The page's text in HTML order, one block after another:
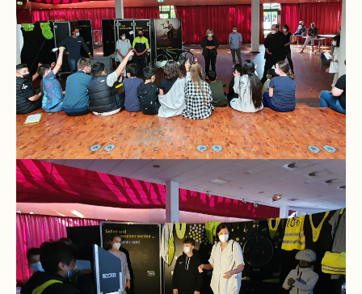
5
und
6
Stufe
7
und
8
Stufe
9
10